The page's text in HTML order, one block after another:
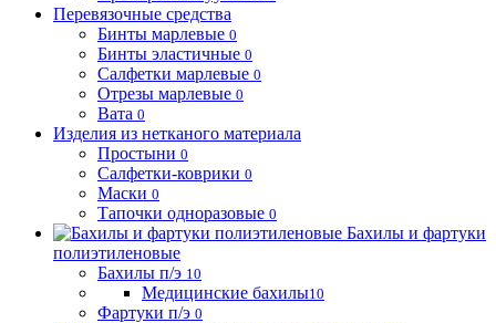
Перевязочные средства
Бинты марлевые 0
Бинты эластичные 0
Салфетки марлевые 0
Отрезы марлевые 0
Вата 0
Изделия из нетканого материала
Простыни 0
Салфетки-коврики 0
Маски 0
Тапочки одноразовые 0
Бахилы и фартуки
полиэтиленовые
Бахилы п/э 10
Медицинские бахилы10
Фартуки п/э 0